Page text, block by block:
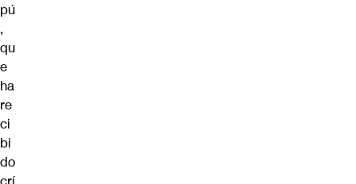
pú
,
qu
e
ha
re
ci
bi
do